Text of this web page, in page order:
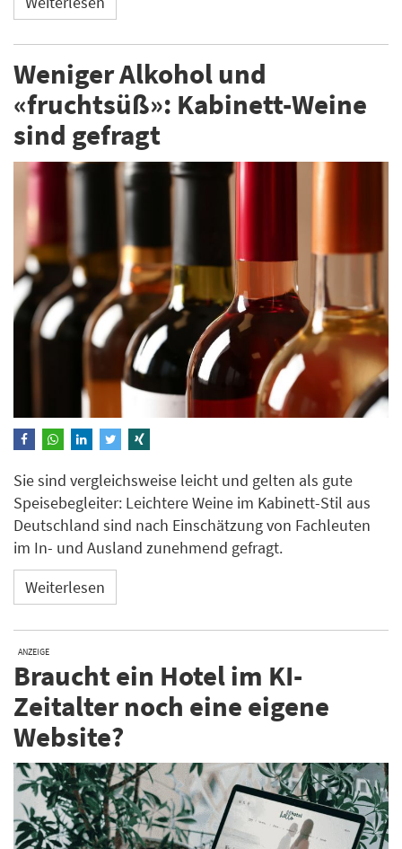
Weniger Alkohol und
«fruchtsüß»: Kabinett-Weine
sind gefragt
Sie sind vergleichsweise leicht und gelten als gute
Speisebegleiter: Leichtere Weine im Kabinett-Stil aus
Deutschland sind nach Einschätzung von Fachleuten
im In- und Ausland zunehmend gefragt.
Weiterlesen
ANZEIGE
Braucht ein Hotel im KI-
Zeitalter noch eine eigene
Website?